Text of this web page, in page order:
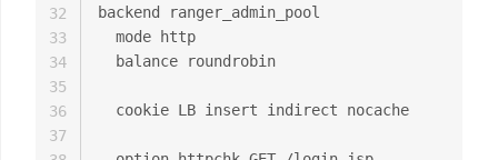
backend ranger_admin_pool
  mode http
  balance roundrobin
  cookie LB insert indirect nocache
32
33
34
35
36
37